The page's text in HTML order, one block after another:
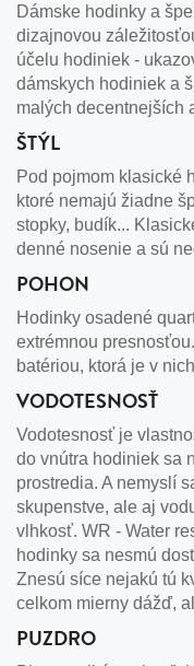
Dámske hodinky a
dizajnovou
účelu hodiniek -
dámskych hodiniek a
malých decentnejších
ŠTÝL
Pod pojmom klasické
ktoré nemajú žiadne
stopky, budík...
denné nosenie a sú
POHON
Hodinky osadené
extrémnou
batériou, ktorá je v
VODOTESNOSŤ
Vodotesnosť je
do vnútra hodiniek sa
prostredia. A nemyslí
skupenstve, ale aj
vlhkosť. WR - Water
hodinky sa nesmú
Znesú síce nejakú tú
celkom mierny dážď,
PUZDRO